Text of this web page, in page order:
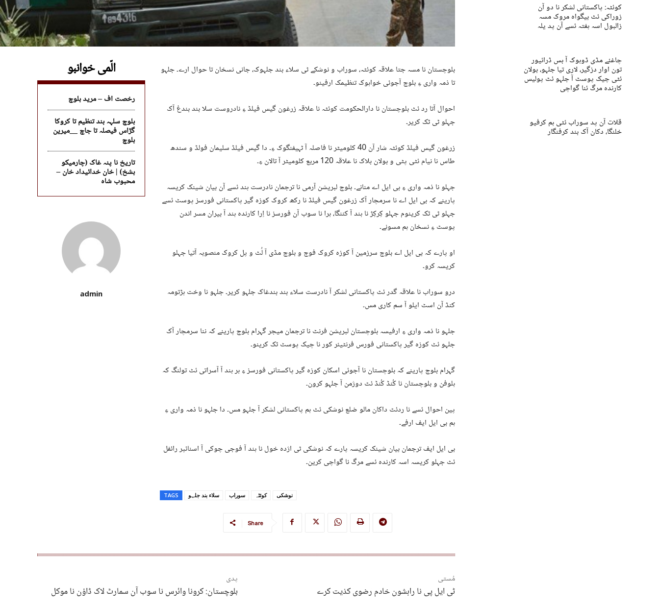
الّمی خوانبو
رخصت اف – مرید بلوچ
بلوچ سلہہ بند تنظیم تا کروکا
گڑاس فیصلہ تا جاچ __میرین
بلوچ
تاریخ نا پنہ غاک (چارمیکو
بشخ) | خان خدائیداد خان –
محبوب شاہ
admin
بلوچستان نا مسہ جتا علاقہ کوئٹہ، سوراب و نوشکے ٹی سلاء بند جلہوک، جانی نسخان تا حوال ارے۔ جلہو
تا ذمہ واری ءِ بلوچ آجوئی خواہوک تنظیمک ارفینو۔
احوال آتا رد ئٹ بلوچستان نا دارالحکومت کوئٹہ نا علاقہ زرغون گیس فیلڈ ءِ نادروست سلا بند بندغ آک
جہلو ٹی ٹک کریر۔
زرغون گیس فیلڈ کوئٹہ شار آن 40 کلومیٹر نا فاصلہ آ ٹہیفنگوک ءِ۔ دا گیس فیلڈ سلیمان فولڈ و سندھ
طاس نا نیام ئٹی پٹی و بولان بلاک نا علاقہ 120 مربع کلومیٹر آ تالان ءِ۔
جہلو نا ذمہ واری ءِ بی ایل اے منانے۔ بلوچ لبریشن آرمی نا ترجمان نادرست ہند ئسے آن بیان شینک کریسہ
پارینے کہ بی ایل اے نا سرمچار آک زرغون گیس فیلڈ نا رکھ کروک کوزہ گیر پاکستانی فورسز پوسٹ ئسے
جہلو ٹی ٹک کرینوم جہلو کِرکِڑ نا ہند آ کننگا، ہرا نا سوب آن فورسز نا اِرا کارندہ ہند آ بیران مسر اندن
پوسٹ ءِ نسخان ہم مسونے۔
او پارے کہ بی ایل اے بلوچ سرزمین آ کوزہ کروک فوج و بلوچ مڈی آ لُٹ و پل کروک منصوبہ آتیا جہلو
کریسہ کرو۔
درو سوراب نا علاقہ گدر ئٹ پاکستانی لشکر آ نادرست سلاء بند بندغاک جلہو کریر۔ جلہو نا وخت ہڑتومہ
کنڈ آن اسٹ ایلو آ سم کاری مس۔
جلہو نا ذمہ واری ءِ ارفیسہ بلوچستان لبریشن فرنٹ نا ترجمان میجر گہرام بلوچ پارینے کہ ننا سرمچار آک
جلہو ئٹ کوزہ گیر پاکستانی فورس فرنٹیئر کور نا چیک پوسٹ ٹک کرینو۔
گہرام بلوچ پارینے کہ بلوچستان نا آجوئی اسکان کوزہ گیر پاکستانی فورسز ءِ ہر ہند آ آسراتی ئٹ تولنگ کہ
ہلوفن و بلوچستان نا کُنڈ کُنڈ ئٹ دوژمن آ جلہو کرون۔
پین احوال ئسے نا ردئٹ داکان مالو ضلع نوشکی ئٹ ہم پاکستانی لشکر آ جلہو مس۔ دا جلہو نا ذمہ واری ءِ
ہم بی ایل ایف ارفے۔
بی ایل ایف ترجمان بیان شینک کریسہ پارے کہ نوشکی ٹی اژدہ خول نا ہند آ فوجی چوکی آ اسنائپر رائفل
ئٹ جہلو کریسہ اسہ کارندہ ئسے مرگ نا گواچی کرین۔
TAGS سلاء بند جلہو سوراب کوئٹہ نوشکی
Share
پدی
بلوچستان: کرونا وائرس نا سوب آن سمارٹ لاک ڈاؤن نا موکل
مُستی
ٹی ایل پی نا راہشون خادم رضوی کذیت کرے
کوئٹہ: پاکستانی لشکر نا دو آن
زوراکی ئٹ بیگواہ مروک مسہ
زالبول اسہ ہفتہ ئسے آن پد یلہ
چاغئے مڈی ڈوہوک آ بس ڈرائیور
تون اوار دزگیر، لاری تیا جلہو، بولان
ئٹی چیک پوسٹ آ جلہو ئٹ پولیس
کارندہ مرگ ئنا گواچی
قلات آن پد سوراب ئٹی ہم کرفیو
خلنگا، دکان آک بند کرفنگار